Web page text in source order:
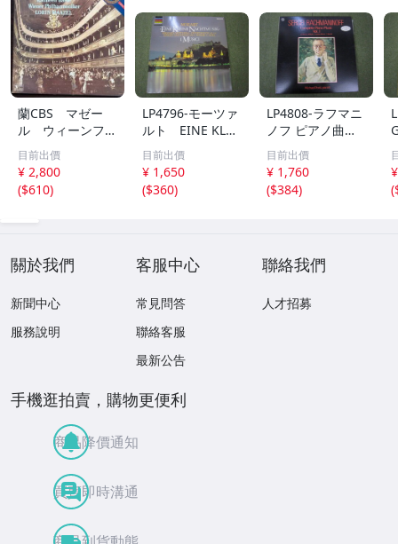
蘭CBS マゼー
ル ウィーンフィ
ル バトル マー
ラー 交響曲第４
番 マゼール絶頂
期の録音
目前出價
¥ 2,800
($610)
LP4796-モーツァ
ルト EINE KLEI
NE NACHTMUSI
K
目前出價
¥ 1,650
($360)
LP4808-ラフマニ
ノフ ピアノ曲全
集 第１集 非売
品
目前出價
¥ 1,760
($384)
(
關於我們
新聞中心
服務說明
客服中心
常見問答
聯絡客服
最新公告
聯絡我們
人才招募
手機逛拍賣，購物更便利
商品降價通知
買賣即時溝通